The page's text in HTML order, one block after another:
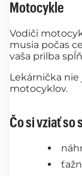
Motocykle
Vodiči
musia počas
vaša prilba
Lekárnička
motocyklov.
Čo si vziať so